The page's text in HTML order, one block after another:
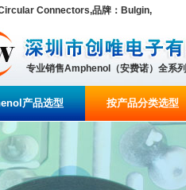
Connectors,品牌：Bulgin,
专业销售Amphenol（安费诺）全系
产品选型 按产品分类选型